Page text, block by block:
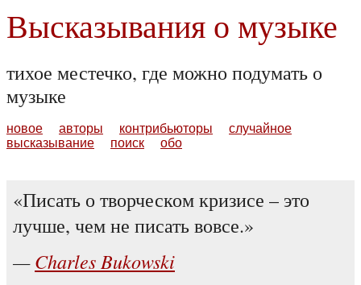
Высказывания о музыке
тихое местечко, где можно подумать о
музыке
новое авторы контрибьюторы
случайное
высказывание
поиск обо
Писать о творческом кризисе – это
лучше, чем не писать вовсе.
Charles Bukowski